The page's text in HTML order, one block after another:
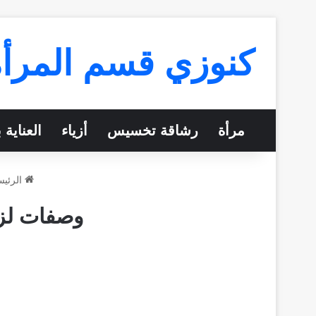
كنوزي قسم
مرأة رشاقة تخسيس أزياء
وصفات